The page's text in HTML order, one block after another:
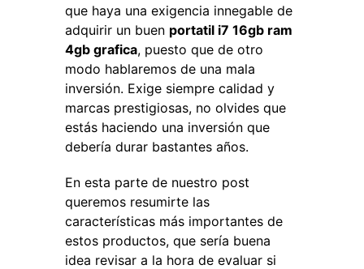
que haya una exigencia innegable de
adquirir un buen portatil i7 16gb ram
4gb grafica, puesto que de otro
modo hablaremos de una mala
inversión. Exige siempre calidad y
marcas prestigiosas, no olvides que
estás haciendo una inversión que
debería durar bastantes años.
En esta parte de nuestro post
queremos resumirte las
características más importantes de
estos productos, que sería buena
idea revisar a la hora de evaluar si